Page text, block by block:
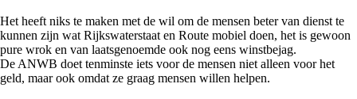
Het heeft niks te maken met de wil om de mensen beter van dienst te
kunnen zijn wat Rijkswaterstaat en Route mobiel doen, het is gewoon
pure wrok en van laatsgenoemde ook nog eens winstbejag.
De ANWB doet tenminste iets voor de mensen niet alleen voor het
geld, maar ook omdat ze graag mensen willen helpen.